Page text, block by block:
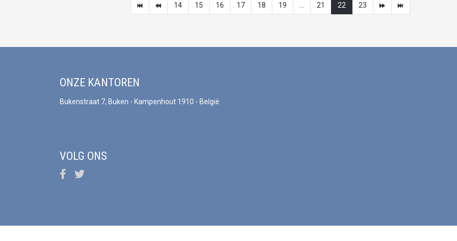
14 15 16 17 18 19 21 22 23
ONZE KANTOREN
Bukenstraat 7, Buken - Kampenhout 1910 - België
VOLG ONS